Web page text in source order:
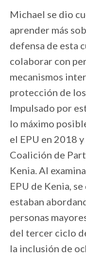
Michael se dio
aprender más
defensa de esta
colaborar con
mecanismos
protección de
Impulsado por
lo máximo
el EPU en 2018
Coalición de
Kenia. Al
EPU de Kenia,
estaban
personas
del tercer ciclo
la inclusión de